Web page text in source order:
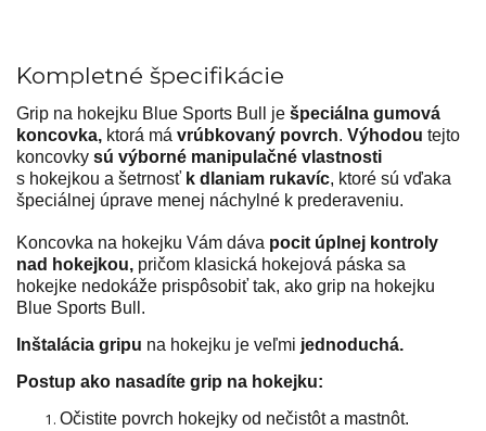
Kompletné špecifikácie
Grip na hokejku Blue Sports Bull je špeciálna gumová
koncovka, ktorá má vrúbkovaný povrch. Výhodou tejto
koncovky sú výborné manipulačné vlastnosti
s hokejkou a šetrnosť k dlaniam rukavíc, ktoré sú vďaka
špeciálnej úprave menej náchylné k prederaveniu.
Koncovka na hokejku Vám dáva pocit úplnej kontroly
nad hokejkou, pričom klasická hokejová páska sa
hokejke nedokáže prispôsobiť tak, ako grip na hokejku
Blue Sports Bull.
Inštalácia gripu na hokejku je veľmi jednoduchá.
Postup ako nasadíte grip na hokejku:
Očistite povrch hokejky od nečistôt a mastnôt.